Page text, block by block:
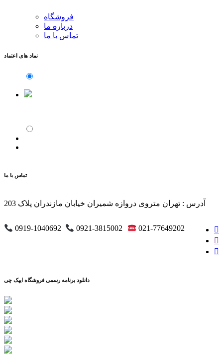
فروشگاه
درباره ما
تماس با ما
نماد های اعتماد
تماس با ما
آدرس : تهران متروی دروازه شمیران خیابان مازندران پلاک 203
0919-1040692 0921-3815002 021-77649202
دانلود برنامه رسمی فروشگاه ایپک چی